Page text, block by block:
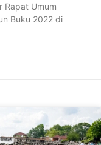
Rapat Umum
Buku 2022 di